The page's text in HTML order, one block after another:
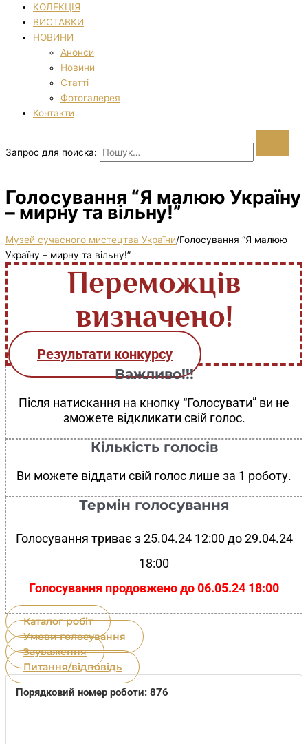
КОЛЕКЦІЯ
ВИСТАВКИ
НОВИНИ
Анонси
Новини
Статті
Фотогалерея
Контакти
Запрос для поиска:
Голосування “Я малюю Україну
– мирну та вільну!”
Музей сучасного мистецтва України/Голосування “Я малюю
Україну – мирну та вільну!”
Переможців
визначено!
Результати конкурсу
Важливо!!!
Після натискання на кнопку “Голосувати” ви не
зможете відкликати свій голос.
Кількість голосів
Ви можете віддати свій голос лише за 1 роботу.
Термін голосування
Голосування триває з 25.04.24 12:00 до29.04.24
18:00
Голосування продовжено до 06.05.24 18:00
Каталог робіт
Умови голосування
Зауваження
Питання/відповідь
Порядковий номер роботи: 876